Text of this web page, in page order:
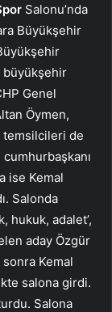
Salonu’nda
Büyükşehir
büyükşehir
Genel
Öymen,
temsilcileri de
cumhurbaşkanı
ise Kemal
Salonda
hukuk, adalet’,
aday Özgür
sonra Kemal
salona girdi.
Salona